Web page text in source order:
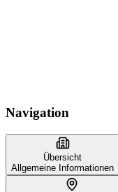
Navigation
Übersicht
Allgemeine Informationen